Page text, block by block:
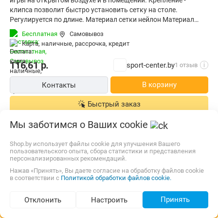
Подбор по параметрам (84)
лесных экосистем по всему миру. Система Power Light System
(PLS) отвечает за уменьшение веса рукоятки и смещение
центра тяжести к её середине благодаря своей полой
конструкции. Это позволяет игрокам выполнять удары с
большей скоростью и силой, а усталость наступает
значительно позже. Резиновая накладка Spinmax,
изготовленная из каучука, предлагает универсальные
возможности для игроков. Её плотная структура
способствует увеличению вращения мяча в процессе игры, а
прочный материал обеспечивает долговечность. Эти
характеристики позволяют комфортно вести игру с акцентом
клипса позволит быстро установить сетку на столе.
Регулируется по длине. Материал сетки нейлон Материал
крепления металл Размер упаковки 26 х 18 х 4,5 см Вес 0,85
кг Бренд DONIC Schildkrot Страна производства Китай
Бесплатная
Самовывоз
карта, наличные, рассрочка, кредит
116,61р. sport-center.by1 отзыв i
Контакты В корзину
Быстрый заказ
Мы заботимся о Ваших cookie
Shop.by использует файлы cookie для улучшения Вашего
пользовательского опыта, сбора статистики и представления
персонализированных рекомендаций.
Нажав «Принять», Вы даете согласие на обработку файлов cookie
в соответствии с Политикой обработки файлов cookie.
Отклонить Настроить Принять